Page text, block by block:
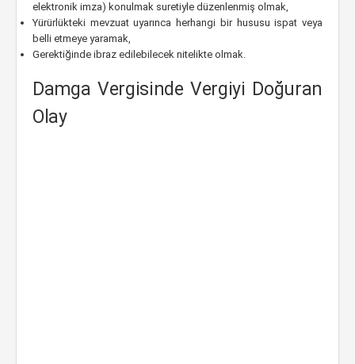
elektronik imza) konulmak suretiyle düzenlenmiş olmak,
Yürürlükteki mevzuat uyarınca herhangi bir hususu ispat veya
belli etmeye yaramak,
Gerektiğinde ibraz edilebilecek nitelikte olmak.
Damga Vergisinde Vergiyi Doğuran
Olay